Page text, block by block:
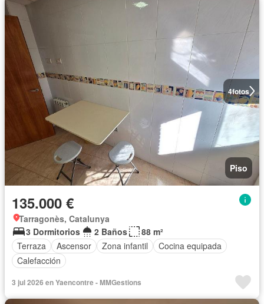
4fotos
Piso
135.000 €
Tarragonès, Catalunya
3 Dormitorios
2 Baños
88 m²
Terraza
Ascensor Zona infantil
Cocina equipada
Calefacción
3 jul 2026 en Yaencontre - MMGestions